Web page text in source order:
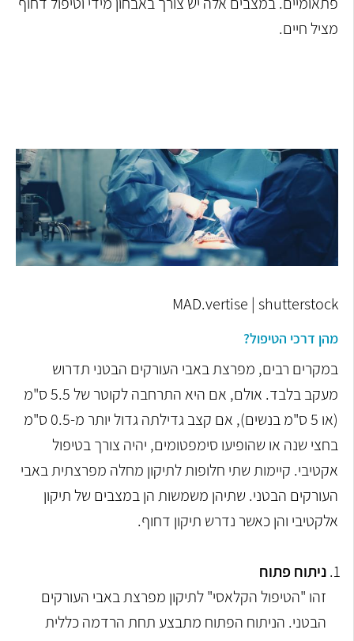
מציל חיים.
MAD.vertise | shutterstock
מהן דרכי הטיפול?
במקרים רבים, מפרצת באבי העורקים הבטני תדרוש
מעקב בלבד. אולם, אם היא התרחבה לקוטר של 5.5 ס"מ
(או 5 ס"מ בנשים), אם קצב גדילתה גדול יותר מ-0.5 ס"מ
בחצי שנה או שהופיעו סימפטומים, יהיה צורך בטיפול
אקטיבי. קיימות שתי חלופות לתיקון מחלה מפרצתית באבי
העורקים הבטני. שתיהן משמשות הן במצבים של תיקון
אלקטיבי והן כאשר נדרש תיקון דחוף.
ניתוח פתוח
זהו "הטיפול הקלאסי" לתיקון מפרצת באבי העורקים
הבטני. הניתוח הפתוח מתבצע תחת הרדמה כללית